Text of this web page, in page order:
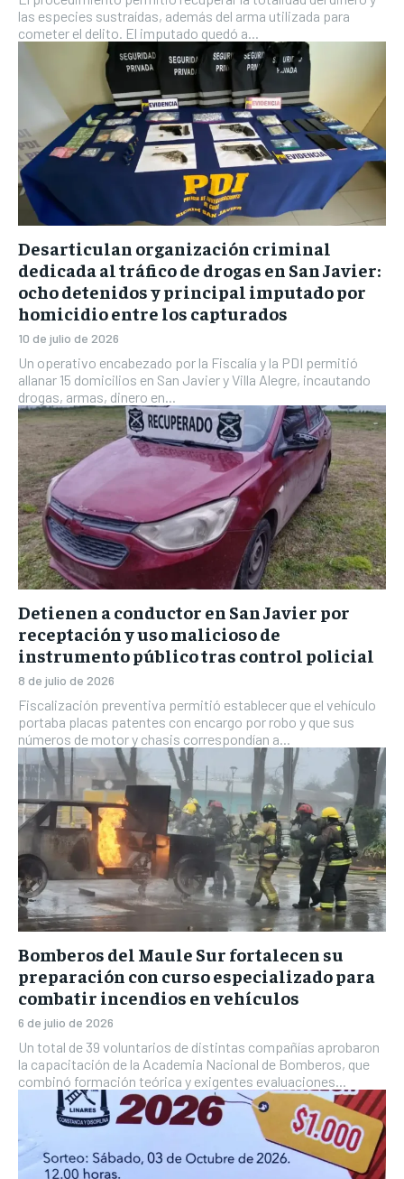
las especies sustraídas, además del arma utilizada para
cometer el delito. El imputado quedó a...
Desarticulan organización criminal
dedicada al tráfico de drogas en San Javier:
ocho detenidos y principal imputado por
homicidio entre los capturados
10 de julio de 2026
Un operativo encabezado por la Fiscalía y la PDI permitió
allanar 15 domicilios en San Javier y Villa Alegre, incautando
drogas, armas, dinero en...
Detienen a conductor en San Javier por
receptación y uso malicioso de
instrumento público tras control policial
8 de julio de 2026
Fiscalización preventiva permitió establecer que el vehículo
portaba placas patentes con encargo por robo y que sus
números de motor y chasis correspondían a...
Bomberos del Maule Sur fortalecen su
preparación con curso especializado para
combatir incendios en vehículos
6 de julio de 2026
Un total de 39 voluntarios de distintas compañías aprobaron
la capacitación de la Academia Nacional de Bomberos, que
combinó formación teórica y exigentes evaluaciones...